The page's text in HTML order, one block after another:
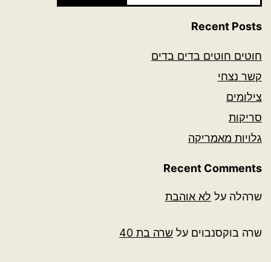
Recent Posts
חוטים חוטים בדים בדים
קשר נצחי
צילומים
סריקות
גלויות מאמריקה
Recent Comments
שרהלה על לא אוהבת
שרה בוקסנבוים על שרה בת 40